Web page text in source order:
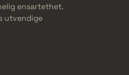
ensartethet.
utvendige